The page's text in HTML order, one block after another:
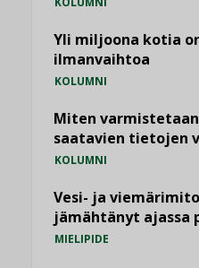
Yli miljoona kotia
ilmanvaihtoa
KOLUMNI
Miten
saatavien tietojen
KOLUMNI
Vesi- ja
jämähtänyt ajassa
MIELIPIDE